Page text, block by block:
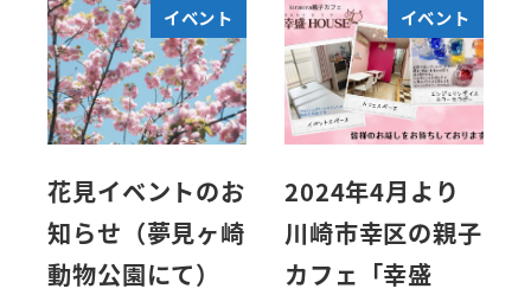
イベント
花見イベントのお
知らせ（夢見ヶ崎
動物公園にて）
イベント
2024年4月より
川崎市幸区の親子
カフェ「幸盛